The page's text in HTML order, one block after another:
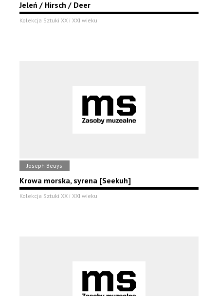
Jeleń / Hirsch / Deer
Kolekcja Sztuki XX i XXI wieku
Joseph Beuys
Krowa morska, syrena [Seekuh]
Kolekcja Sztuki XX i XXI wieku